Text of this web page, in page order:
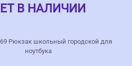
В НАЛИЧИИ
Рюкзак школьный городской для
ноутбука